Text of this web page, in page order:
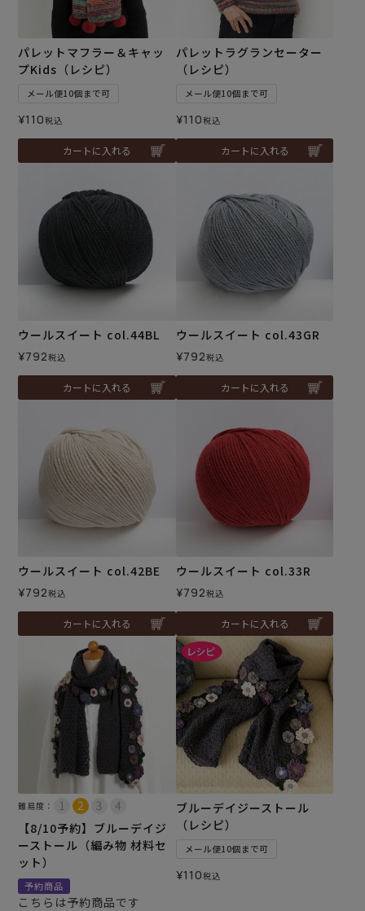
パレットマフラー＆キャッ
プKids（レシピ）
メール便10個まで可
¥110税込
カートに入れる
パレットラグランセーター
（レシピ）
メール便10個まで可
¥110税込
カートに入れる
ウールスイート col.44BL
¥792税込
カートに入れる
ウールスイート col.43GR
¥792税込
カートに入れる
ウールスイート col.42BE
¥792税込
カートに入れる
ウールスイート col.33R
¥792税込
カートに入れる
難易度：
【8/10予約】ブルーデイジ
ーストール（編み物 材料セ
ット）
予約商品
こちらは予約商品です
ブルーデイジーストール
（レシピ）
メール便10個まで可
¥110税込